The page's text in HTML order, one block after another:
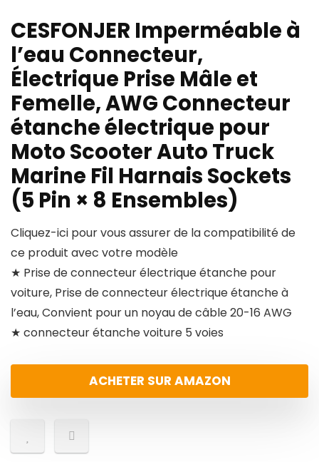
CESFONJER Imperméable à
l’eau Connecteur,
Électrique Prise Mâle et
Femelle, AWG Connecteur
étanche électrique pour
Moto Scooter Auto Truck
Marine Fil Harnais Sockets
(5 Pin × 8 Ensembles)
Cliquez-ici pour vous assurer de la compatibilité de
ce produit avec votre modèle
★ Prise de connecteur électrique étanche pour
voiture, Prise de connecteur électrique étanche à
l’eau, Convient pour un noyau de câble 20-16 AWG
★ connecteur étanche voiture 5 voies
ACHETER SUR AMAZON